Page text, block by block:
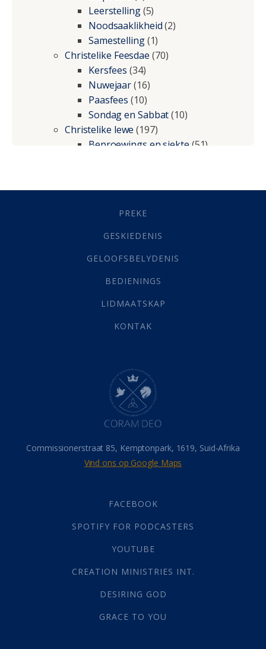
Leerstelling(5)
Noodsaaklikheid(2)
Samestelling(1)
Christelike Feesdae (70)
Kersfees (34)
Nuwejaar(16)
Paasfees (10)
Sondag en Sabbat(10)
Christelike lewe (197)
Beproewings en siekte(51)
Geestelike Groei(10)
(21)
Grys Areas(4)
Lewensdoel(3)
Selfondersoek(1)
Werk(22)
(142)
Hemel (31)
Israel (14)
Millennium(1)
Oordeelsdag(19)
Verheerlikte liggaam
Wederkoms
(27)
Gebed(87)
Die Onse Vader(12)
God(392)
Afgode(23)
Almag(1)
Alomteenwoordig
Alwetendheid (1)
PREKE
GESKIEDENIS
GELOOFSBELYDENIS
BEDIENINGS
LIDMAATSKAP
KONTAK
Commissionerstraat 85, Kemptonpark, 1619, Suid-Afrika
Vind ons op Google Maps
FACEBOOK
SPOTIFY FOR PODCASTERS
YOUTUBE
CREATION MINISTRIES INT.
DESIRING GOD
GRACE TO YOU